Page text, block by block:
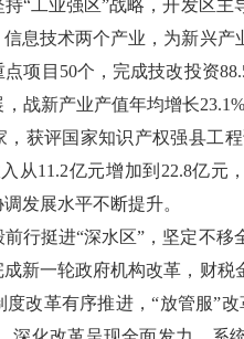
“工业强区”战略，开发区
息技术两个产业，为新兴
项目50个，完成技改投资
战新产业产值年均增长
，获评国家知识产权强县工
从11.2亿元增加到22.8亿元
发展水平不断提升。
行挺进“深水区”，坚定不
新一轮政府机构改革，财
改革有序推进，“放管服”